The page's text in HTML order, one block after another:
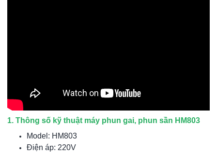
1. Thông số kỹ thuật máy phun gai, phun sần HM803
Model: HM803
Điện áp: 220V